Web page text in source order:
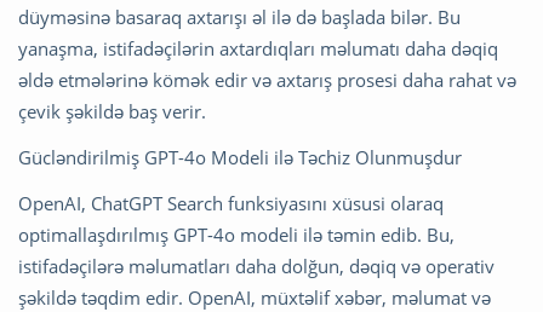
düyməsinə basaraq axtarışı əl ilə də başlada bilər. Bu
yanaşma, istifadəçilərin axtardıqları məlumatı daha dəqiq
əldə etmələrinə kömək edir və axtarış prosesi daha rahat və
çevik şəkildə baş verir.
Gücləndirilmiş GPT-4o Modeli ilə Təchiz Olunmuşdur
OpenAI, ChatGPT Search funksiyasını xüsusi olaraq
optimallaşdırılmış GPT-4o modeli ilə təmin edib. Bu,
istifadəçilərə məlumatları daha dolğun, dəqiq və operativ
şəkildə təqdim edir. OpenAI, müxtəlif xəbər, məlumat və